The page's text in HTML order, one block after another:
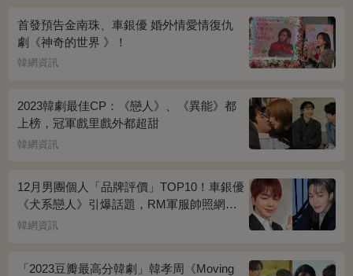
首發預告金南珠、車銀優 婚外情愛情復仇
劇《神奇的世界 》！
韓網資訊
2023韓劇最佳CP：《戀人》、《異能》都
上榜，冠軍戲里戲外都超甜
韓網資訊
12月男團個人「品牌評價」TOP10！車銀優
《犬系戀人》引爆話題，RM軍服帥照網瘋
傳
韓網資訊
「2023豆瓣最高分韓劇」韓孝周《Moving